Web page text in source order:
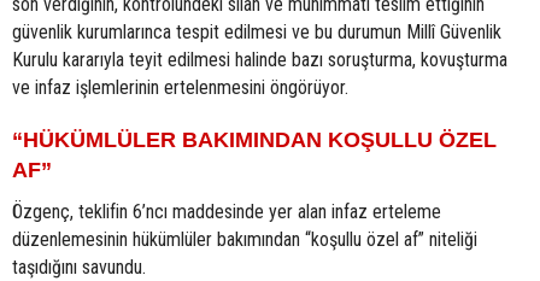
güvenlik kurumlarınca tespit edilmesi ve bu durumun Millî Güvenlik
Kurulu kararıyla teyit edilmesi halinde bazı soruşturma, kovuşturma
ve infaz işlemlerinin ertelenmesini öngörüyor.
“HÜKÜMLÜLER BAKIMINDAN KOŞULLU ÖZEL
AF”
Özgenç, teklifin 6’ncı maddesinde yer alan infaz erteleme
düzenlemesinin hükümlüler bakımından “koşullu özel af” niteliği
taşıdığını savundu.